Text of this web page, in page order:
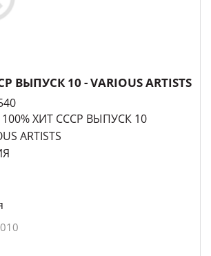
ВЫПУСК 10 - VARIOUS ARTISTS
100% ХИТ СССР ВЫПУСК 10
ARTISTS